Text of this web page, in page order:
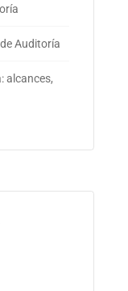
Auditoría
alcances,